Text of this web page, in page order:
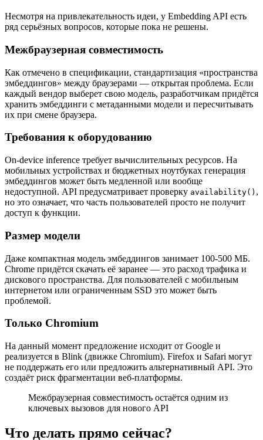
Несмотря на привлекательность идеи, у Embedding API есть
ряд серьёзных вопросов, которые пока не решены.
Межбраузерная совместимость
Как отмечено в спецификации, стандартизация «пространства
эмбеддингов» между браузерами — открытая проблема. Если
каждый вендор выберет свою модель, разработчикам придётся
хранить эмбеддинги с метаданными модели и пересчитывать
их при смене браузера.
Требования к оборудованию
On-device inference требует вычислительных ресурсов. На
мобильных устройствах и бюджетных ноутбуках генерация
эмбеддингов может быть медленной или вообще
недоступной. API предусматривает проверку availability() ,
но это означает, что часть пользователей просто не получит
доступ к функции.
Размер модели
Даже компактная модель эмбеддингов занимает 100-500 МБ.
Chrome придётся скачать её заранее — это расход трафика и
дискового пространства. Для пользователей с мобильным
интернетом или ограниченным SSD это может быть
проблемой.
Только Chromium
На данный момент предложение исходит от Google и
реализуется в Blink (движке Chromium). Firefox и Safari могут
не поддержать его или предложить альтернативный API. Это
создаёт риск фрагментации веб-платформы.
Межбраузерная совместимость остаётся одним из
ключевых вызовов для нового API
Что делать прямо сейчас?